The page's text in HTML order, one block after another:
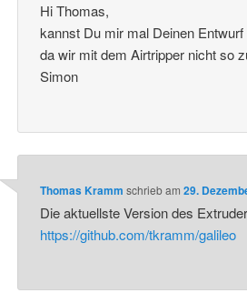
Hi Thomas,
kannst Du mir mal Deinen
da wir mit dem Airtripper nicht so
Simon
Thomas Kramm schriebam29.
Die aktuellste Version des
https://github.com/tkramm/galileo